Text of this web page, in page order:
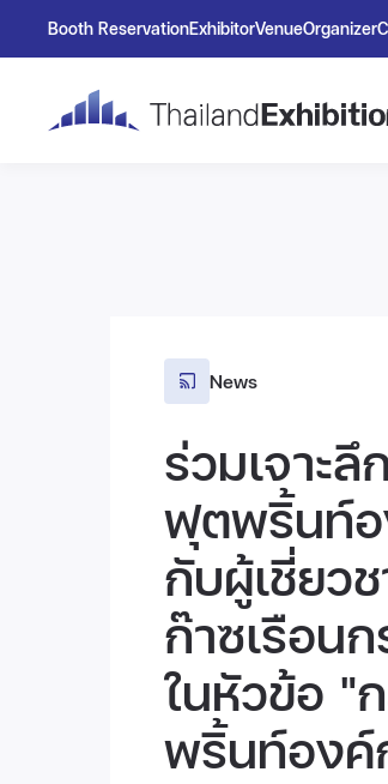
Booth ReservationExhibitorVenueOrganizer
News
ร่วมเจาะ
ฟุตพริ้นท์อ
กับผู้เชี่ยว
ก๊าซเรือน
ในหัวข้อ "
พริ้นท์องค์